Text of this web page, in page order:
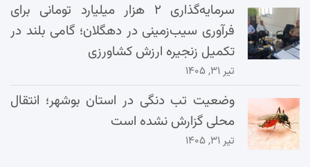
سرمایه‌گذاری ۲ هزار میلیارد تومانی برای
فرآوری سیب‌زمینی در دهگلان؛ گامی بلند در
تکمیل زنجیره ارزش کشاورزی
تیر ۳۱, ۱۴۰۵
وضعیت تب دنگی در استان بوشهر؛ انتقال
محلی گزارش نشده است
تیر ۳۱, ۱۴۰۵